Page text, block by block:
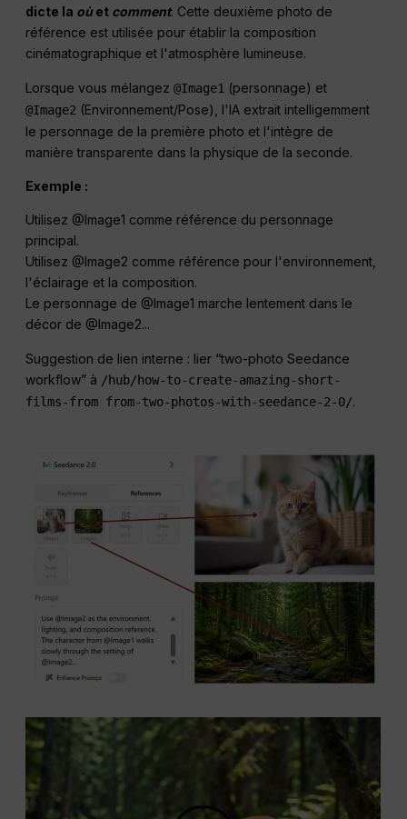
dicte la oùet comment. Cette deuxième photo de
référence est utilisée pour établir la composition
cinématographique et l'atmosphère lumineuse.
Lorsque vous mélangez@Image1 (personnage) et
@Image2 (Environnement/Pose), l'IA extrait intelligemment
le personnage de la première photo et l'intègre de
manière transparente dans la physique de la seconde.
Exemple :
Utilisez @Image1 comme référence du personnage
principal.
Utilisez @Image2 comme référence pour l'environnement,
l'éclairage et la composition.
Le personnage de @Image1 marche lentement dans le
décor de @Image2...
Suggestion de lien interne : lier “two-photo Seedance
workflow” à /hub/how-to-create-amazing-short-
films-from from-two-photos-with-seedance-2-0/.